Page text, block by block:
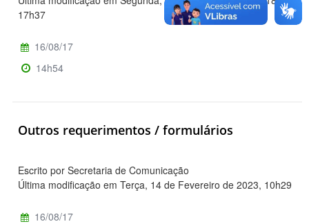
17h37
16/08/17
14h54
Outros requerimentos / formulários
Escrito por Secretaria de Comunicação
Última modificação em Terça, 14 de Fevereiro de 2023, 10h29
16/08/17